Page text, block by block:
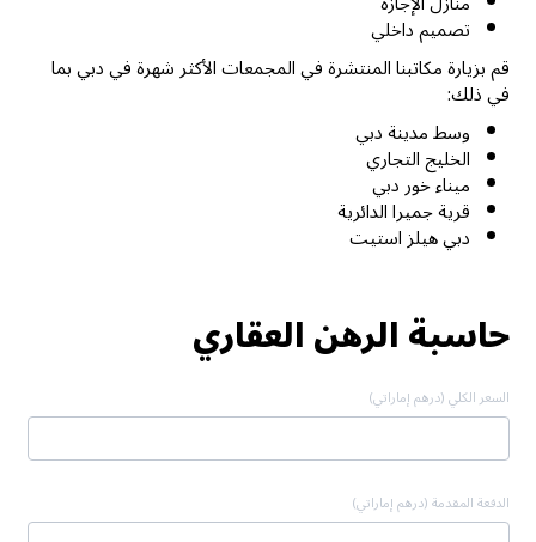
تصميم داخلي
قم بزيارة مكاتبنا المنتشرة في المجمعات الأكثر شهرة في دبي بما
في ذلك:
وسط مدينة دبي
الخليج التجاري
ميناء خور دبي
قرية جميرا الدائرية
دبي هيلز استيت
حاسبة الرهن العقاري
السعر الكلي (درهم إماراتي)
الدفعة المقدمة (درهم إماراتي)